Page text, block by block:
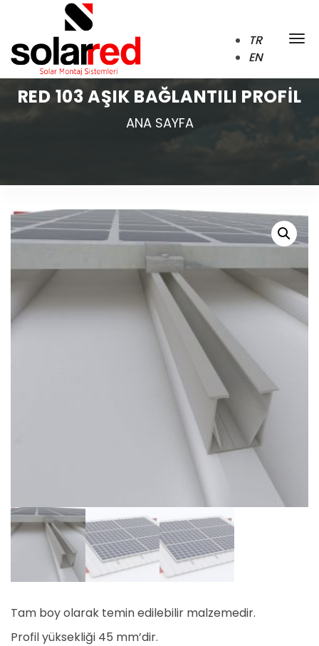
TR
EN
RED 103 AŞIK BAĞLANTILI PROFIL
ANA SAYFA
Tam boy olarak temin edilebilir malzemedir.
Profil yüksekliği 45 mm’dir.